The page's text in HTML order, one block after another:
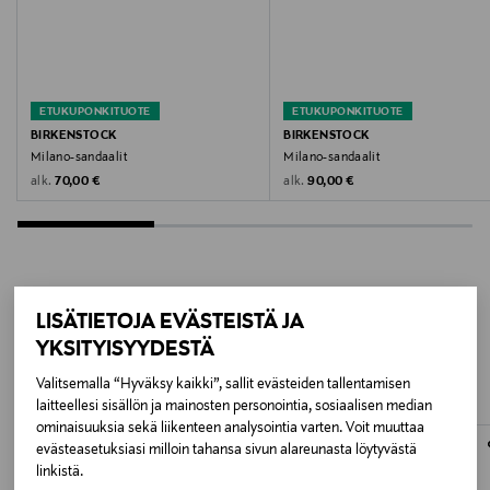
LISÄTIETOJA EVÄSTEISTÄ JA
YKSITYISYYDESTÄ
Valitsemalla “Hyväksy kaikki”, sallit evästeiden tallentamisen
laitteellesi sisällön ja mainosten personointia, sosiaalisen median
ominaisuuksia sekä liikenteen analysointia varten. Voit muuttaa
evästeasetuksiasi milloin tahansa sivun alareunasta löytyvästä
linkistä.
Valmistajan tuotenumero
1385144
Valmistajan osoite
IMAC spa - IGI Division, Via Sandro Pertini 6, 06073
Ellera di Corciano (PG), Italy
Digitaalinen osoite
assistenza.shoponline@primigi.it
ETUKUPONKITUOTE
BIRKENSTOCK
Milano-sandaalit
alk. Original Price
70,00 €
ETUKUPONKITUOTE
BIRKENSTOCK
Milano-sandaalit
alk. Original Price
90,00 €
LISÄÄ KIINNOSTAVIA
TUOTTEITA